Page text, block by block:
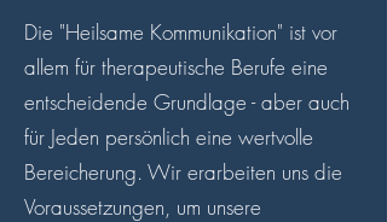
Die "Heilsame Kommunikation" ist vor
allem für therapeutische Berufe eine
entscheidende Grundlage - aber auch
für Jeden persönlich eine wertvolle
Bereicherung. Wir erarbeiten uns die
Voraussetzungen, um unsere